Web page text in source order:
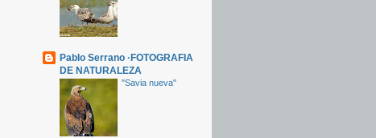
Pablo Serrano ·FOTOGRAFIA
DE NATURALEZA
"Savia nueva"